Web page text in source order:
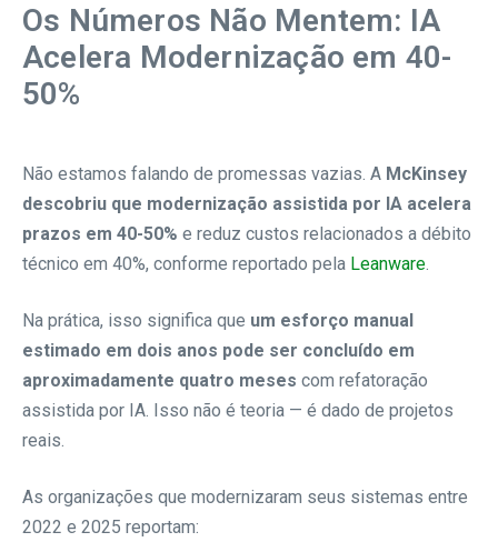
Os Números Não Mentem: IA
Acelera Modernização em 40-
50%
Não estamos falando de promessas vazias. A McKinsey
descobriu que modernização assistida por IA acelera
prazos em 40-50% e reduz custos relacionados a débito
técnico em 40%, conforme reportado pela Leanware.
Na prática, isso significa que um esforço manual
estimado em dois anos pode ser concluído em
aproximadamente quatro meses com refatoração
assistida por IA. Isso não é teoria — é dado de projetos
reais.
As organizações que modernizaram seus sistemas entre
2022 e 2025 reportam: